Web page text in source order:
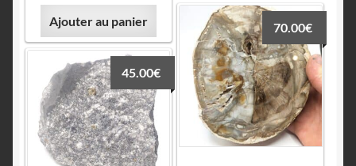
Ajouter au panier 70.00€
45.00€